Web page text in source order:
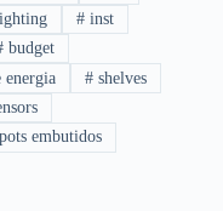
# inst
budget
energia # shelves
embutidos